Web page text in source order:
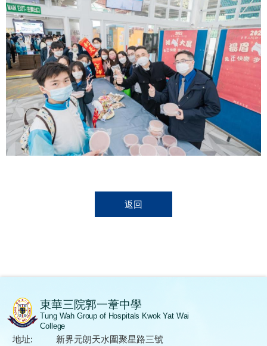
返回
東華三院郭一葦中學
Tung Wah Group of Hospitals Kwok Yat Wai
College
地址: 新界元朗天水圍聚星路三號